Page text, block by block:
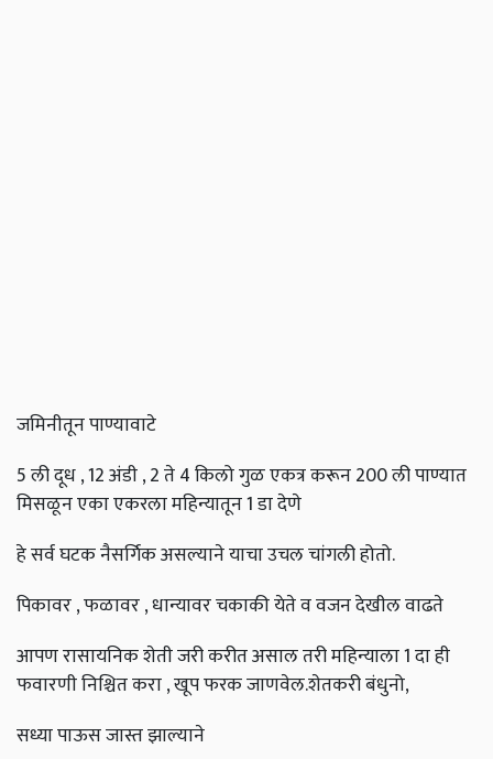
जमिनीतून पाण्यावाटे
5 ली दूध , 12 अंडी , 2 ते 4 किलो गुळ एकत्र करून 200 ली पाण्यात
मिसळून एका एकरला महिन्यातून 1 डा देणे
हे सर्व घटक नैसर्गिक असल्याने याचा उचल चांगली होतो.
पिकावर , फळावर , धान्यावर चकाकी येते व वजन देखील वाढते
आपण रासायनिक शेती जरी करीत असाल तरी महिन्याला 1 दा ही
फवारणी निश्चित करा , खूप फरक जाणवेल.शेतकरी बंधुनो,
सध्या पाऊस जास्त झाल्याने